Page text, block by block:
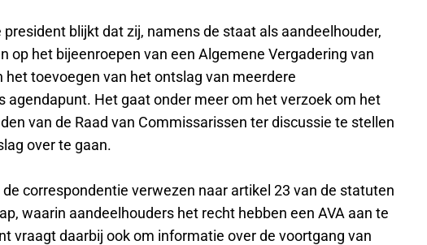
president blijkt dat zij, namens de staat als aandeelhouder,
op het bijeenroepen van een Algemene Vergadering van
het toevoegen van het ontslag van meerdere
agendapunt. Het gaat onder meer om het verzoek om het
van de Raad van Commissarissen ter discussie te stellen
over te gaan.
correspondentie verwezen naar artikel 23 van de statuten
waarin aandeelhouders het recht hebben een AVA aan te
vraagt daarbij ook om informatie over de voortgang van